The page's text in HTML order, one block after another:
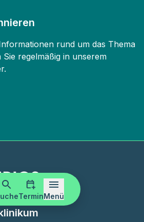
Menü
Termin
rund um das Thema
regelmäßig in unserem